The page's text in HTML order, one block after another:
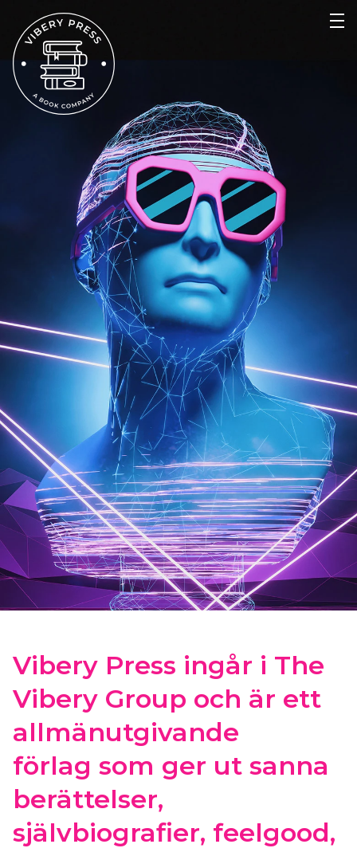
Vibery Press ingår i The
Vibery Group och är ett
allmänutgivande
förlag som ger ut sanna
berättelser,
självbiografier, feelgood,